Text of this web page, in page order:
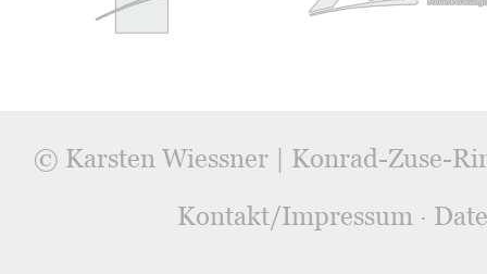
© Karsten Wiessner | Konrad-Zuse-
Kontakt/Impressum ·